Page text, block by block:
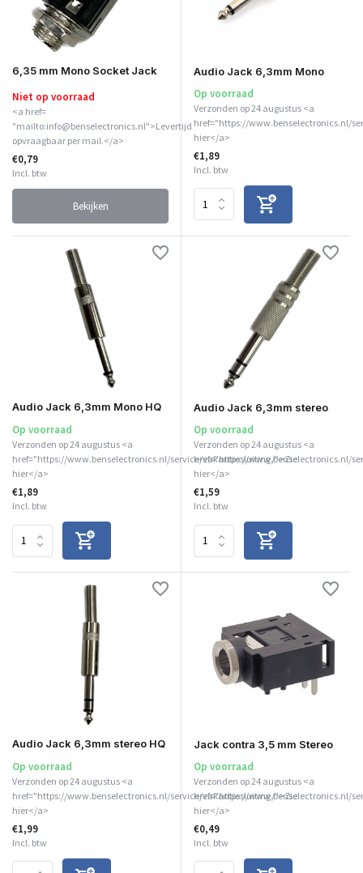
6,35 mm Mono Socket Jack
Niet op voorraad
<a href=
"mailto:info@benselectronics.nl">Levertijd
opvraagbaar per mail.</a>
€0,79
Incl. btw
Bekijken
Audio Jack 6,3mm Mono
Op voorraad
Verzonden op 24 augustus <a
href="https://www.benselectronics.nl/
hier</a>
€1,89
Incl. btw
Audio Jack 6,3mm Mono HQ
Op voorraad
Verzonden op 24 augustus <a
href="https://www.benselectronics.nl/service/vakantiesluiting/">Zie
hier</a>
€1,89
Incl. btw
Audio Jack 6,3mm stereo
Op voorraad
Verzonden op 24 augustus <a
href="https://www.benselectronics.nl/
hier</a>
€1,59
Incl. btw
Audio Jack 6,3mm stereo HQ
Op voorraad
Verzonden op 24 augustus <a
href="https://www.benselectronics.nl/service/vakantiesluiting/">Zie
hier</a>
€1,99
Incl. btw
Jack contra 3,5 mm Stereo
Op voorraad
Verzonden op 24 augustus <a
href="https://www.benselectronics.nl/
hier</a>
€0,49
Incl. btw